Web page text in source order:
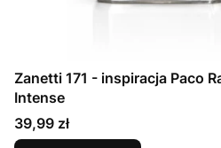
Zanetti 171 - inspiracja Paco
Intense
Cena
39,99 zł